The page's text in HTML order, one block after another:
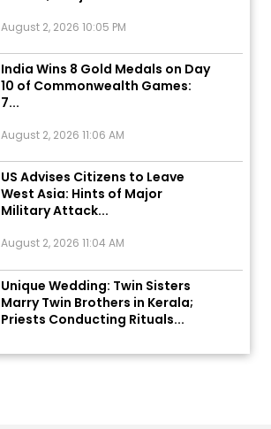
India Wins 8 Gold Medals on Day
10 of Commonwealth Games:
7...
US Advises Citizens to Leave
West Asia: Hints of Major
Military Attack...
Unique Wedding: Twin Sisters
Marry Twin Brothers in Kerala;
Priests Conducting Rituals...